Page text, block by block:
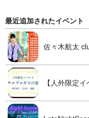
最近追加されたイベント
佐々木航太
【人外限定